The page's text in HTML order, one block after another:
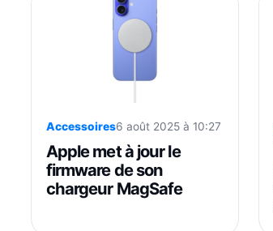
Accessoires6 août 2025 à 10:27
Apple met à jour le
firmware de son
chargeur MagSafe